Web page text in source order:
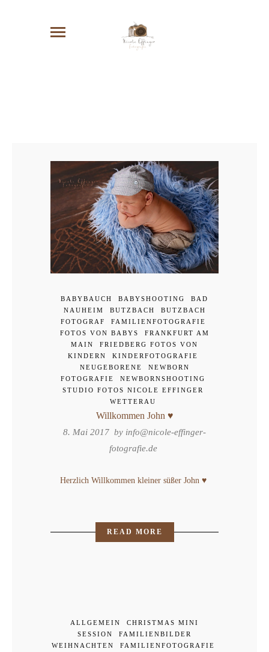
BABYBAUCH BABYSHOOTING
BAD
NAUHEIM
BUTZBACH
BUTZBACH
FOTOGRAF
FAMILIENFOTOGRAFIE
FOTOS VON BABYS
FRANKFURT AM
MAIN
FRIEDBERG FOTOS VON
KINDERN
KINDERFOTOGRAFIE
NEUGEBORENE
NEWBORN
FOTOGRAFIE
NEWBORNSHOOTING
STUDIO FOTOS NICOLE EFFINGER
WETTERAU
Willkommen John ♥
8. Mai 2017 by info@nicole-effinger-
fotografie.de
Herzlich Willkommen kleiner süßer John ♥
READ MORE
ALLGEMEIN
CHRISTMAS MINI
SESSION
FAMILIENBILDER
WEIHNACHTEN
FAMILIENFOTOGRAFIE